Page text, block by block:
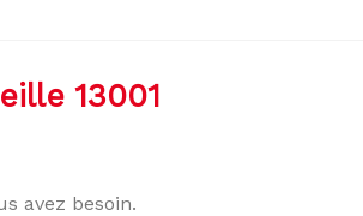
13001
avez besoin.